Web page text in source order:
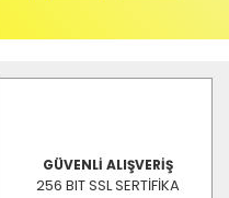
GÜVENLİ ALIŞVERİŞ
256 BIT SSL SERTİFİKA